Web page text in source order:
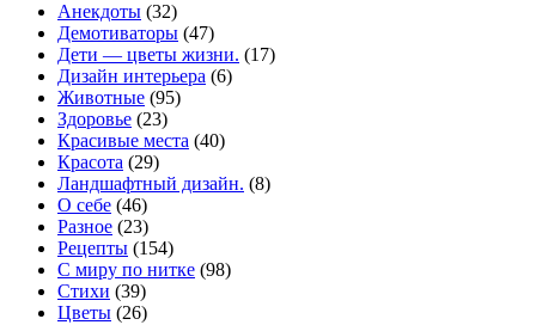
Анекдоты (32)
Демотиваторы (47)
Дети — цветы жизни. (17)
Дизайн интерьера (6)
Животные (95)
Здоровье (23)
Красивые места (40)
Красота (29)
Ландшафтный дизайн. (8)
О себе (46)
Разное (23)
Рецепты (154)
С миру по нитке (98)
Стихи (39)
Цветы (26)